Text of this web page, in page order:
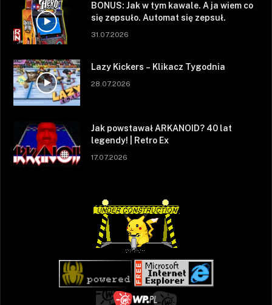
BONUS: Jak w tym kawale. A ja wiem co
się zepsuło. Automat się zepsuł.
31.07.2026
Lazy Kickers – Klikacz Tygodnia
28.07.2026
Jak powstawał ARKANOID? 40 lat
legendy! | Retro Ex
17.07.2026